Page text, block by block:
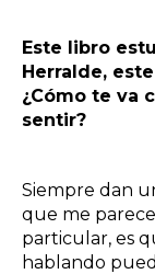
Este libro
Herralde,
¿Cómo te va
sentir?
Siempre dan
que me
particular, es
hablando